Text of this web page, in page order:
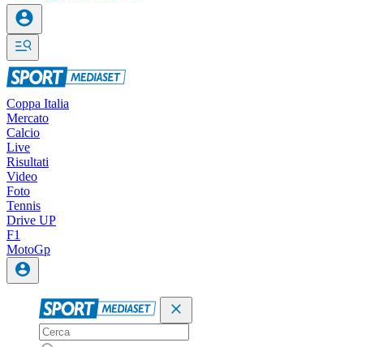
Coppa Italia
Mercato
Calcio
Live
Risultati
Video
Foto
Tennis
Drive UP
F1
MotoGp